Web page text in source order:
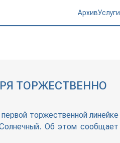
АрхивУслуги
ТОРЖЕСТВЕННО
торжественной линейке
Солнечный. Об этом сообщает